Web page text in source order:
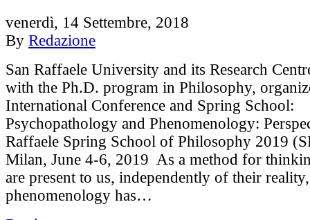
venerdì, 14 Settembre, 2018
By Redazione
San Raffaele University and its Research
with the Ph.D. program in Philosophy,
International Conference and Spring School:
Psychopathology and Phenomenology:
Raffaele Spring School of Philosophy 2019
Milan, June 4-6, 2019 As a method for
are present to us, independently of their reality,
phenomenology has…